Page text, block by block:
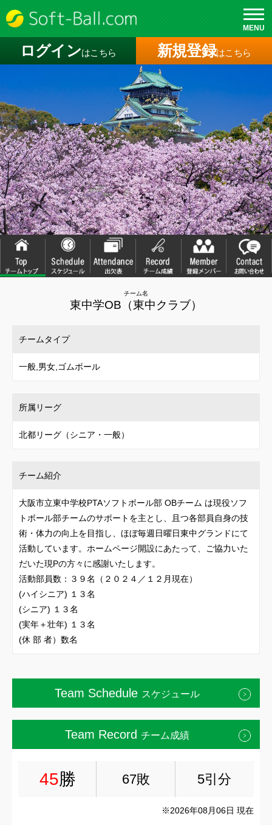
ログインはこちら 新規登録はこちら
MENU
チーム名
東中学OB（東中クラブ）
チームタイプ
一般,男女,ゴムボール
所属リーグ
北都リーグ（シニア・一般）
チーム紹介
大阪市立東中学校PTAソフトボール部 OBチーム は現役ソフ
トボール部チームのサポートを主とし、且つ各部員自身の技
術・体力の向上を目指し、ほぼ毎週日曜日東中グランドにて
活動しています。ホームページ開設にあたって、ご協力いた
だいた現Pの方々に感謝いたします。
活動部員数：３９名（２０２４／１２月現在）
(ハイシニア) １３名
(シニア) １３名
(実年＋壮年) １３名
(休 部 者）数名
Team Schedule スケジュール
Team Record チーム成績
45勝 67敗 5引分
※2026年08月06日 現在